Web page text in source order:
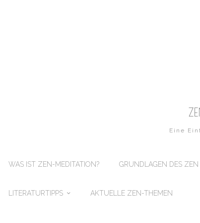
Eine
WAS IST ZEN-MEDITATION? GRUNDLAGEN DES ZEN
LITERATURTIPPS AKTUELLE ZEN-THEMEN